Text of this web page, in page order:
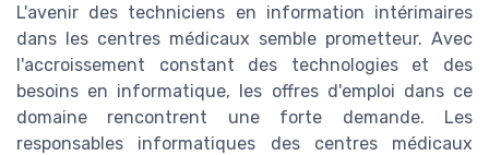
L'avenir des techniciens en information intérimaires
dans les centres médicaux semble prometteur. Avec
l'accroissement constant des technologies et des
besoins en informatique, les offres d'emploi dans ce
domaine rencontrent une forte demande. Les
responsables informatiques des centres médicaux